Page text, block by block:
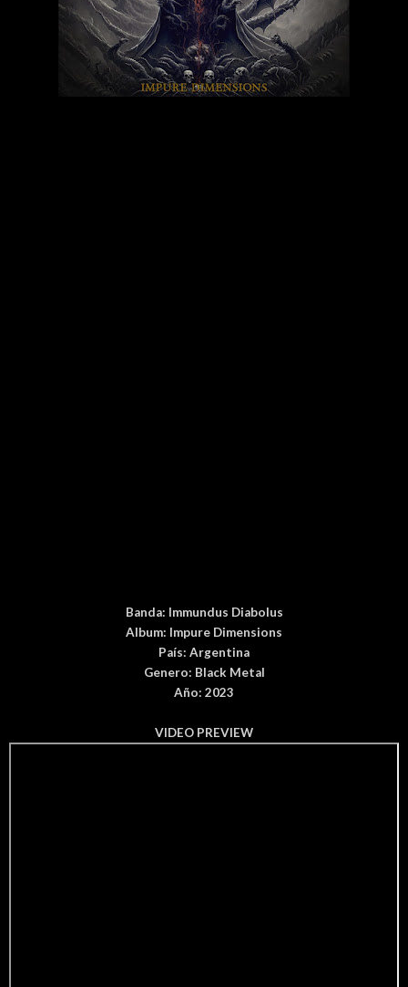
Banda: Immundus Diabolus
Album: Impure Dimensions
País: Argentina
Genero: Black Metal
Año: 2023
VIDEO PREVIEW